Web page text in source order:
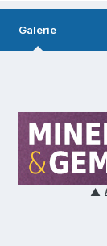
Galerie
▲